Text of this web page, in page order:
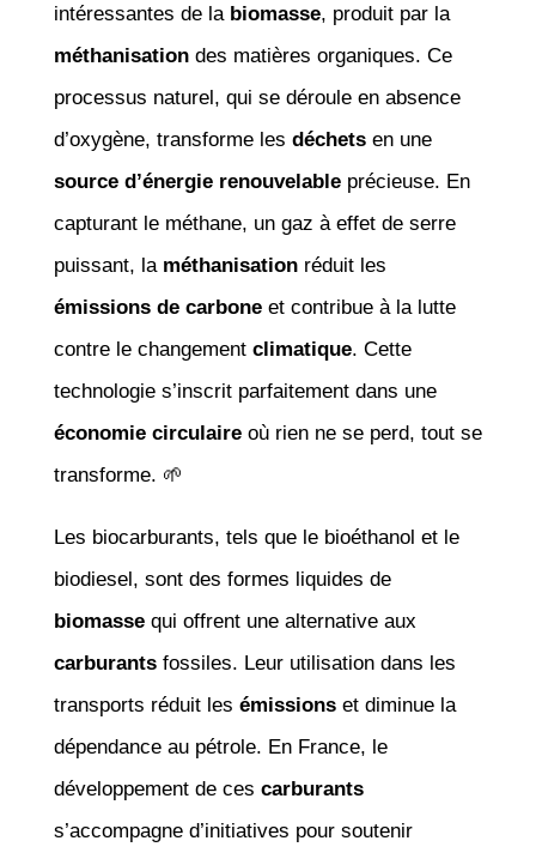
intéressantes de la biomasse, produit par la
méthanisationdes matières organiques. Ce
processus naturel, qui se déroule en absence
d’oxygène, transforme les déchetsen une
source d’énergie renouvelableprécieuse. En
capturant le méthane, un gaz à effet de serre
puissant, la méthanisationréduit les
émissions de carboneet contribue à la lutte
contre le changement climatique. Cette
technologie s’inscrit parfaitement dans une
économie circulaireoù rien ne se perd, tout se
transforme. 🌱
Les biocarburants, tels que le bioéthanol et le
biodiesel, sont des formes liquides de
biomassequi offrent une alternative aux
carburantsfossiles. Leur utilisation dans les
transports réduit les émissionset diminue la
dépendance au pétrole. En France, le
développement de ces carburants
s’accompagne d’initiatives pour soutenir